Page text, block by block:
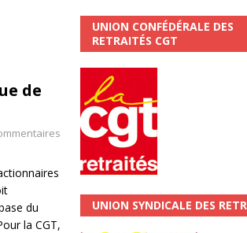
nos congés !
SECTEUR POSTAL
pour les salariéS !!!
Direction Commerciale DDCE/Télévente :
: Un droit, pas un cadeau !
de
du
la CGT,
UNION CONFÉDÉRALE DES
RETRAITÉS CGT
UNION SYNDICALE DES